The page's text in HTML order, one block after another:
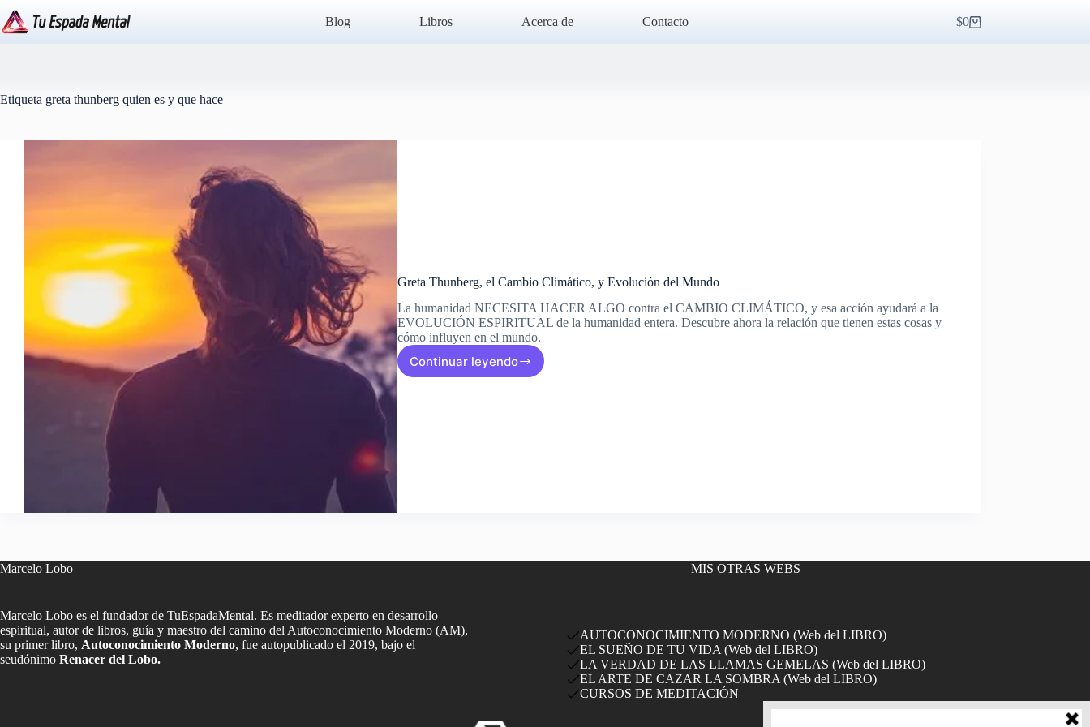
al
contenido
Blog Libros Acerca de Contacto
Carro
$0
Etiqueta greta thunberg quien es y que hace
Greta Thunberg, el Cambio Climático, y Evolución del Mundo
La humanidad NECESITA HACER ALGO contra el CAMBIO CLIMÁTICO, y esa acción ayudará a la
EVOLUCIÓN ESPIRITUAL de la humanidad entera. Descubre ahora la relación que tienen estas cosas y
cómo influyen en el mundo.
Continuar leyendo
Greta
Marcelo Lobo
Marcelo Lobo es el fundador de TuEspadaMental. Es meditador experto en desarrollo
espiritual, autor de libros, guía y maestro del camino del Autoconocimiento Moderno (AM),
su primer libro, Autoconocimiento Moderno, fue autopublicado el 2019, bajo el
seudónimo Renacer del Lobo.
MIS OTRAS WEBS
AUTOCONOCIMIENTO MODERNO (Web del LIBRO)
EL SUEÑO DE TU VIDA (Web del LIBRO)
LA VERDAD DE LAS LLAMAS GEMELAS (Web del LIBRO)
EL ARTE DE CAZAR LA SOMBRA (Web del LIBRO)
CURSOS DE MEDITACIÓN